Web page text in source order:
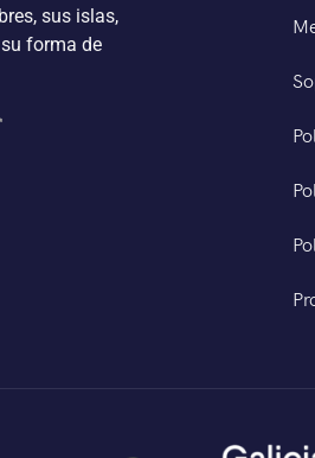
sus islas,
forma de